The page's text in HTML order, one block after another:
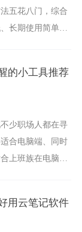
五花八门，综合
长期使用简单的
的小工具推荐
少职场人都在寻
合电脑端、同时
上班族在电脑上
用云笔记软件